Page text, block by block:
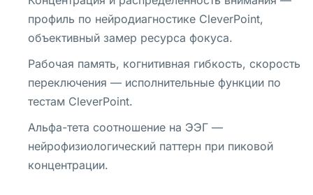
профиль по нейродиагностике CleverPoint,
объективный замер ресурса фокуса.
Рабочая память, когнитивная гибкость, скорость
переключения — исполнительные функции по
тестам CleverPoint.
Альфа-тета соотношение на ЭЭГ —
нейрофизиологический паттерн при пиковой
концентрации.